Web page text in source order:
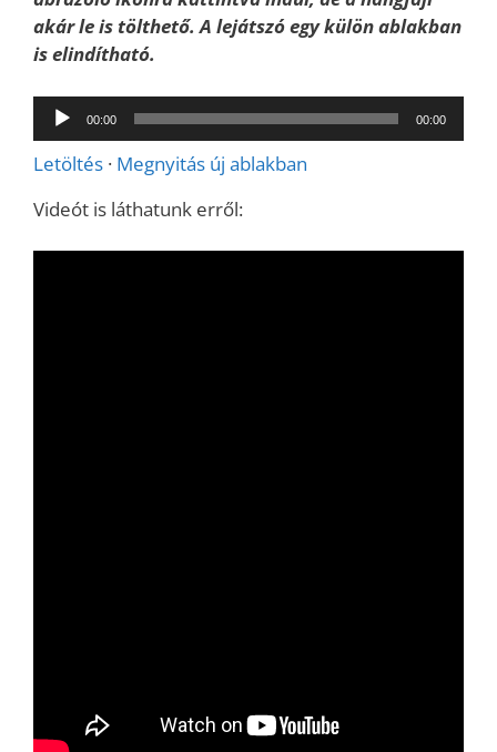
akár le is tölthető. A lejátszó egy külön ablakban
is elindítható.
Audió
lejátszó
00:00 00:00
Letöltés · Megnyitás új ablakban
Videót is láthatunk erről: